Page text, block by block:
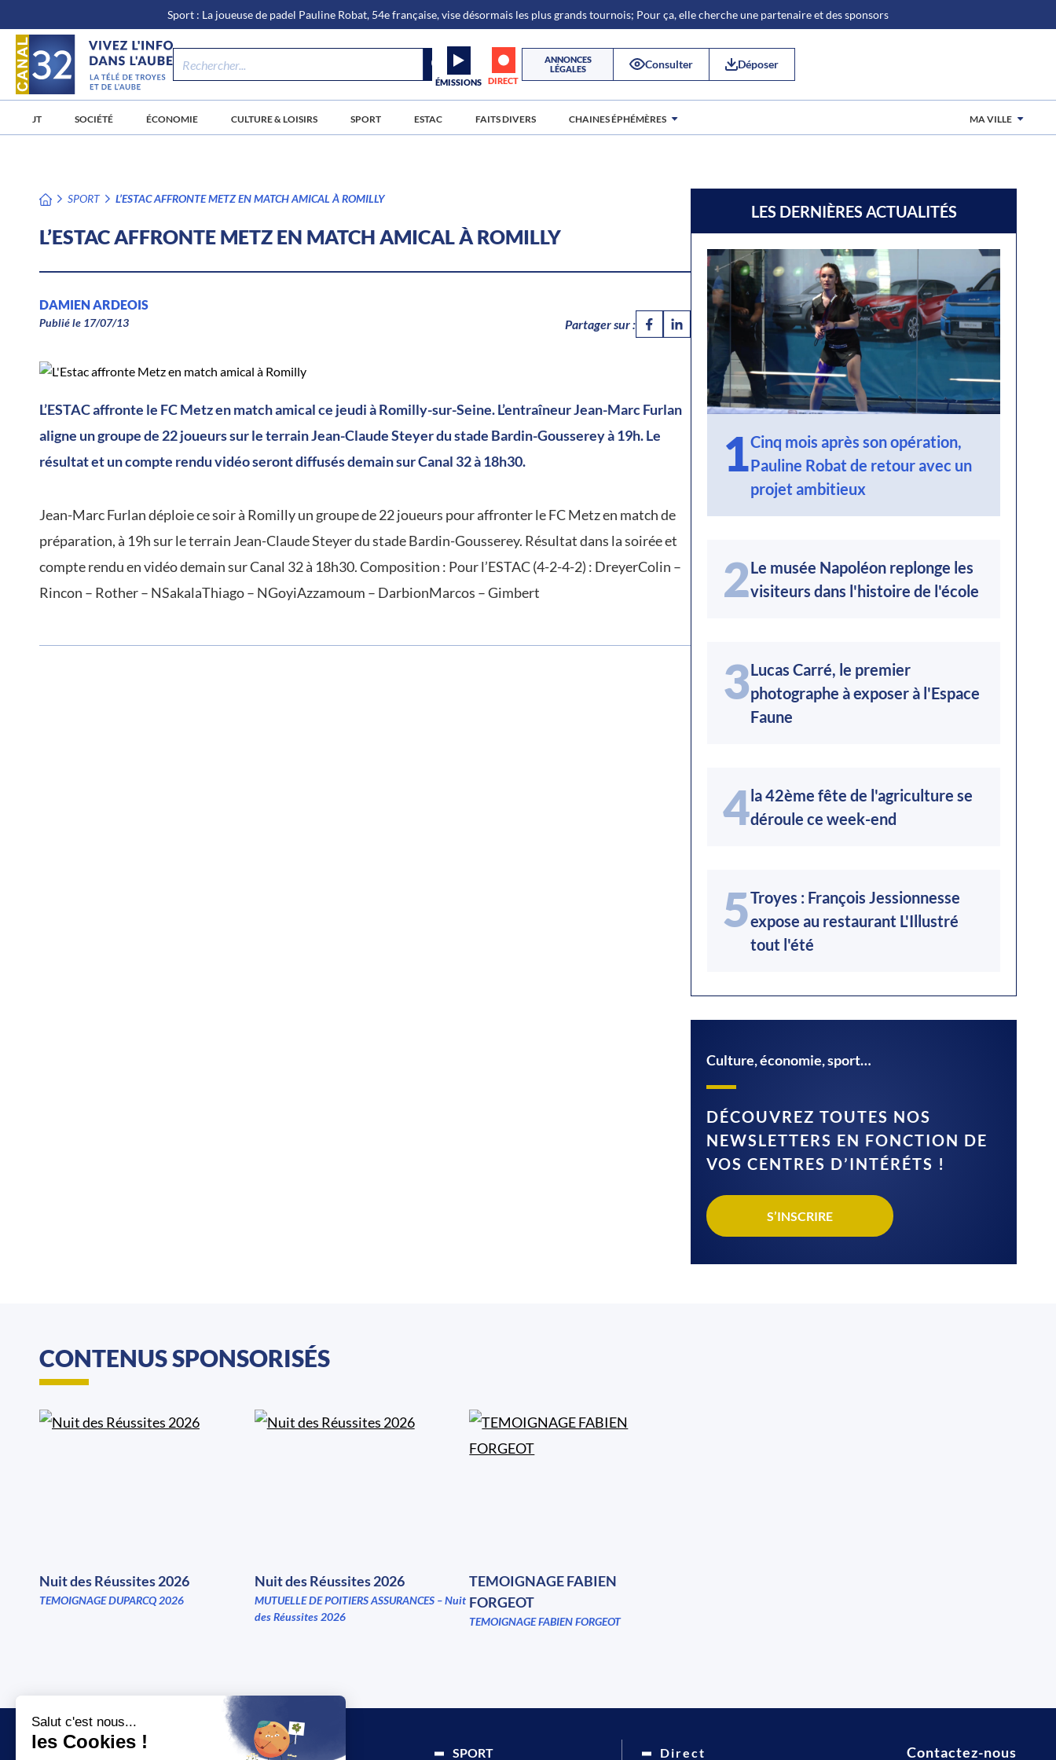
au
contenu
Sport : La joueuse de padel Pauline Robat, 54e française, vise désormais les plus grands tournois; Pour ça, elle cherche une partenaire et des sponsors
ÉMISSIONS DIRECT
ANNONCES
LÉGALES
Consulter Déposer
JT SOCIÉTÉ ÉCONOMIE CULTURE & LOISIRS SPORT ESTAC FAITS DIVERS CHAINES ÉPHÉMÈRES MA VILLE
SPORT L’ESTAC AFFRONTE METZ EN MATCH AMICAL À ROMILLY
L’ESTAC AFFRONTE METZ EN MATCH AMICAL À ROMILLY
DAMIEN ARDEOIS
Publié le 17/07/13 Partager sur :
L’ESTAC affronte le FC Metz en match amical ce jeudi à Romilly-sur-Seine. L’entraîneur Jean-Marc Furlan
aligne un groupe de 22 joueurs sur le terrain Jean-Claude Steyer du stade Bardin-Gousserey à 19h. Le
résultat et un compte rendu vidéo seront diffusés demain sur Canal 32 à 18h30.
Jean-Marc Furlan déploie ce soir à Romilly un groupe de 22 joueurs pour affronter le FC Metz en match de
préparation, à 19h sur le terrain Jean-Claude Steyer du stade Bardin-Gousserey. Résultat dans la soirée et
compte rendu en vidéo demain sur Canal 32 à 18h30. Composition : Pour l’ESTAC (4-2-4-2) : DreyerColin –
Rincon – Rother – NSakalaThiago – NGoyiAzzamoum – DarbionMarcos – Gimbert
LES DERNIÈRES ACTUALITÉS
1Cinq mois après son opération,
Pauline Robat de retour avec un
projet ambitieux
2Le musée Napoléon replonge les
visiteurs dans l'histoire de l'école
3Lucas Carré, le premier
photographe à exposer à l'Espace
Faune
4la 42ème fête de l'agriculture se
déroule ce week-end
5Troyes : François Jessionnesse
expose au restaurant L'Illustré
tout l'été
Culture, économie, sport…
DÉCOUVREZ TOUTES NOS
NEWSLETTERS EN FONCTION DE
VOS CENTRES D’INTÉRÉTS !
S’INSCRIRE
CONTENUS SPONSORISÉS
Nuit des Réussites 2026
TEMOIGNAGE DUPARCQ 2026
Nuit des Réussites 2026
MUTUELLE DE POITIERS ASSURANCES – Nuit
des Réussites 2026
TEMOIGNAGE FABIEN
FORGEOT
TEMOIGNAGE FABIEN FORGEOT
JT SPORT Direct Contactez-nous